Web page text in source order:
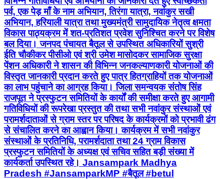
पर्व, एक पेड़ माँ के नाम अभियान, तिरंगा यात्रा, नवांकुर सखी
अभियान, हरियाली यात्रा तथा मुख्यमंत्री सामुदायिक नेतृत्व क्षमता
विकास पाठ्यक्रम में शत-प्रतिशत प्रवेश सुनिश्चित करने पर विशेष
बल दिया। जनपद पंचायत बैतूल से उपस्थित अधिकारियों सुश्री
ईति चौकीकर पीसीओ एवं श्री उमेश मासोदकर सामाजिक सुरक्षा
पेंशन अधिकारी ने शासन की विभिन्न जनकल्याणकारी योजनाओं की
विस्तृत जानकारी प्रदान करते हुए पात्र हितग्राहियों तक योजनाओं
का लाभ पहुंचाने का आग्रह किया। जिला समन्वयक संतोष सिंह
राजपूत ने प्रस्फुटन समितियों के कार्यों की समीक्षा करते हुए आगामी
गतिविधियों की रूपरेखा प्रस्तुत की तथा सभी नवांकुर संस्थाओं एवं
परामर्शदाताओं से ग्राम स्तर पर परिषद के कार्यक्रमों को प्रभावी ढंग
से संचालित करने का आह्वान किया। कार्यक्रम में सभी नवांकुर
संस्थाओं के प्रतिनिधि, परामर्शदाता तथा 24 ग्राम विकास
प्रस्फुटन समितियों के अध्यक्ष एवं सचिव सहित बड़ी संख्या में
कार्यकर्ता उपस्थित रहे। Jansampark Madhya
Pradesh #JansamparkMP #बैतूल #betul